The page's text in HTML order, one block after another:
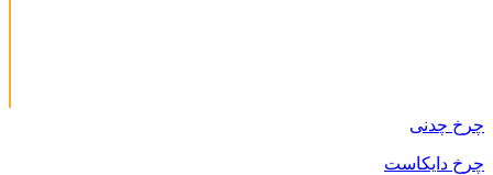
چرخ چدنی
چرخ دایکاست